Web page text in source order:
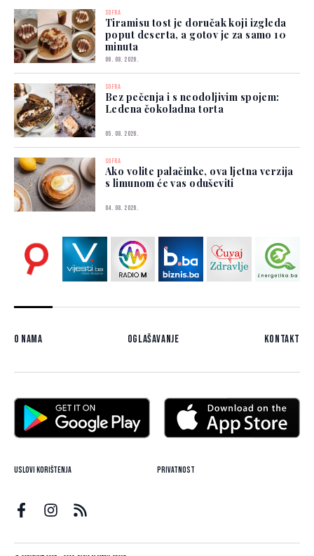
SOFRA
Tiramisu tost je doručak koji izgleda
poput deserta, a gotov je za samo 10
minuta
06. 08. 2026.
SOFRA
Bez pečenja i s neodoljivim spojem:
Ledena čokoladna torta
05. 08. 2026.
SOFRA
Ako volite palačinke, ova ljetna verzija
s limunom će vas oduševiti
04. 08. 2026.
O nama Oglašavanje Kontakt
Uslovi korištenja Privatnost